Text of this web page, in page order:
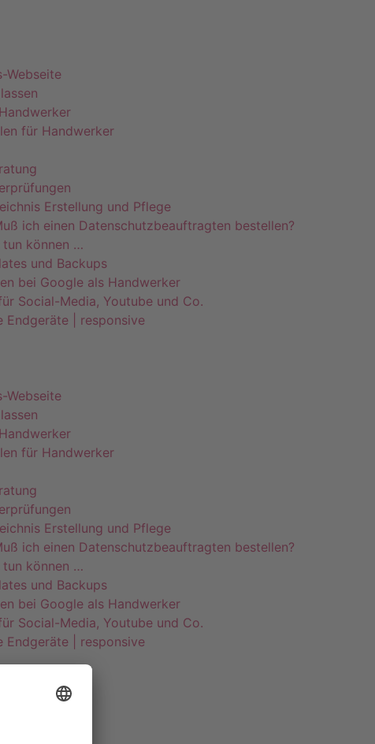
Webseite
für Handwerker
Erstellung und Pflege
ich einen Datenschutzbeauftragten bestellen?
tun können …
und Backups
bei Google als Handwerker
Social-Media, Youtube und Co.
Endgeräte | responsive
Webseite
für Handwerker
Erstellung und Pflege
ich einen Datenschutzbeauftragten bestellen?
tun können …
und Backups
bei Google als Handwerker
Social-Media, Youtube und Co.
Endgeräte | responsive